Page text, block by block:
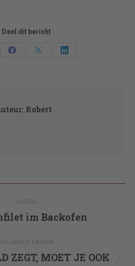
Deel dit bericht
Deel
Deel
Deel
Robert
VORIGE
Vorig
im Backofen
VOLGENDE PAGINA
Volgende
ZEGT, MOET JE OOK